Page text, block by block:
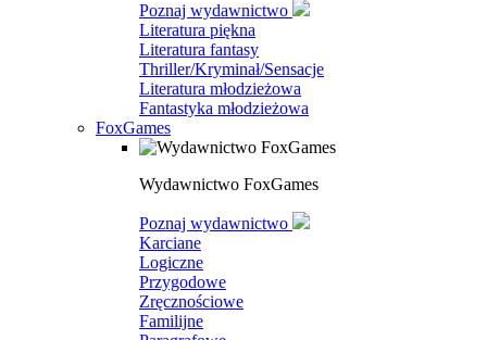
Poznaj wydawnictwo
Literatura piękna
Literatura fantasy
Thriller/Kryminał/Sensacje
Literatura młodzieżowa
Fantastyka młodzieżowa
FoxGames
Wydawnictwo FoxGames
Poznaj wydawnictwo
Karciane
Logiczne
Przygodowe
Zręcznościowe
Familijne